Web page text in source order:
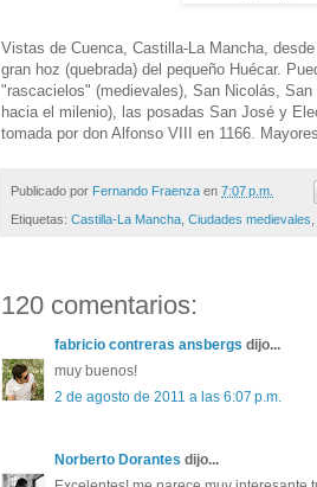
Vistas de Cuenca, Castilla-La Mancha,
gran hoz (quebrada) del pequeño Huécar.
"rascacielos" (medievales), San Nicolás,
hacia el milenio), las posadas San José y
tomada por don Alfonso VIII en 1166.
Publicado por Fernando Fraenza en 7:07 p.m.
Etiquetas: Castilla-La Mancha, Ciudades medievales,
120 comentarios:
fabricio contreras ansbergs dijo...
muy buenos!
2 de agosto de 2011 a las 6:07 p.m.
Norberto Dorantes dijo...